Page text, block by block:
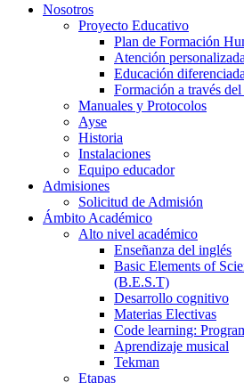
Nosotros
Proyecto Educativo
Plan de Formación
Atención personalizada
Educación diferenciada
Formación a través
Manuales y Protocolos
Ayse
Historia
Instalaciones
Equipo educador
Admisiones
Solicitud de Admisión
Ámbito Académico
Alto nivel académico
Enseñanza del inglés
Basic Elements of
(B.E.S.T)
Desarrollo cognitivo
Materias Electivas
Code learning:
Aprendizaje musical
Tekman
Etapas